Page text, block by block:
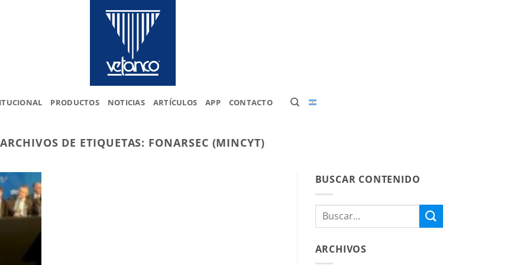
PRODUCTOS NOTICIAS ARTÍCULOS APP CONTACTO
ARCHIVOS DE ETIQUETAS: FONARSEC (MINCYT)
BUSCAR CONTENIDO
ARCHIVOS